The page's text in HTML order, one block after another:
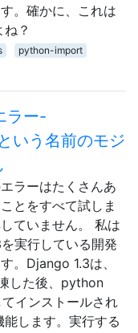
。確かに、これは
？
python-import
ラー-
いう名前のモジ
ラーはたくさんあ
とをすべて試しま
ていません。 私は
実行している開発
。Django 1.3は、
した後、python
インストールされ
します。実行する